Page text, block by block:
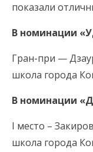
показали
В номинации
Гран-при —
школа города
В номинации
I место –
школа города